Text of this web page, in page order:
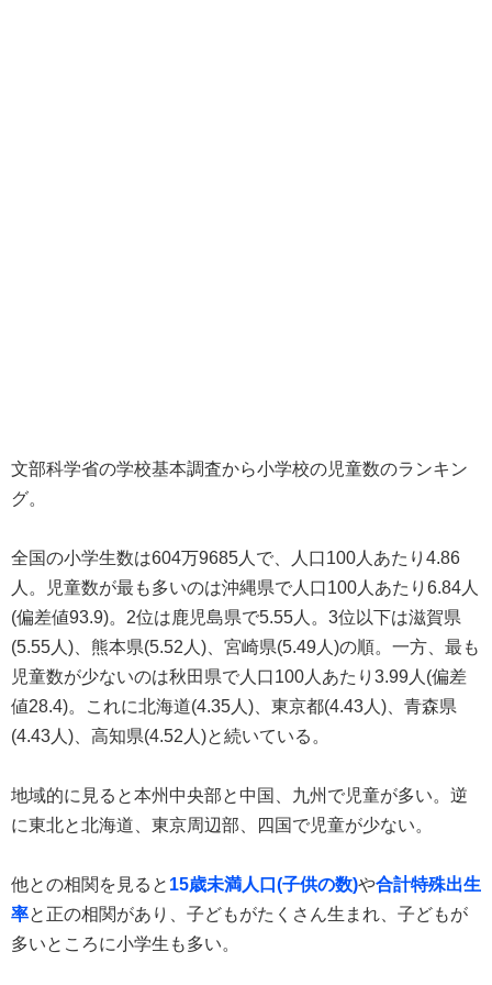
文部科学省の学校基本調査から小学校の児童数のランキン
グ。
全国の小学生数は604万9685人で、人口100人あたり4.86
人。児童数が最も多いのは沖縄県で人口100人あたり6.84人
(偏差値93.9)。2位は鹿児島県で5.55人。3位以下は滋賀県
(5.55人)、熊本県(5.52人)、宮崎県(5.49人)の順。一方、最も
児童数が少ないのは秋田県で人口100人あたり3.99人(偏差
値28.4)。これに北海道(4.35人)、東京都(4.43人)、青森県
(4.43人)、高知県(4.52人)と続いている。
地域的に見ると本州中央部と中国、九州で児童が多い。逆
に東北と北海道、東京周辺部、四国で児童が少ない。
他との相関を見ると 15歳未満人口(子供の数)や合計特殊出生
率と正の相関があり、子どもがたくさん生まれ、子どもが
多いところに小学生も多い。